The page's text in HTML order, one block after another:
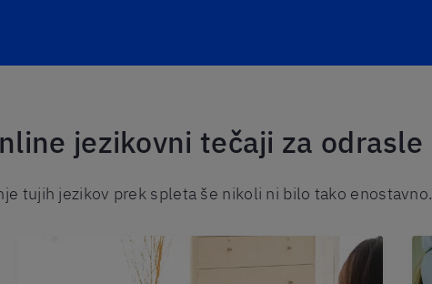
jezikovni tečaji za odrasle
tujih jezikov prek spleta še nikoli ni bilo tako enostavno.